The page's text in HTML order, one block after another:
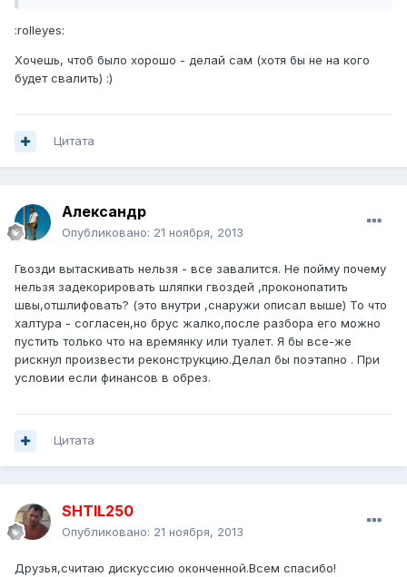
:rolleyes:
Хочешь, чтоб было хорошо - делай сам (хотя бы не на кого
будет свалить) :)
Цитата
Александр
Опубликовано: 21 ноября, 2013
Гвозди вытаскивать нельзя - все завалится. Не пойму почему
нельзя задекорировать шляпки гвоздей ,проконопатить
швы,отшлифовать? (это внутри ,снаружи описал выше) То что
халтура - согласен,но брус жалко,после разбора его можно
пустить только что на времянку или туалет. Я бы все-же
рискнул произвести реконструкцию.Делал бы поэтапно . При
условии если финансов в обрез.
Цитата
SHTIL250
Опубликовано: 21 ноября, 2013
Друзья,считаю дискуссию оконченной.Всем спасибо!